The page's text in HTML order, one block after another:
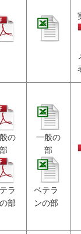
の
部
ラ
部
一般の
部
ベテラ
ンの部